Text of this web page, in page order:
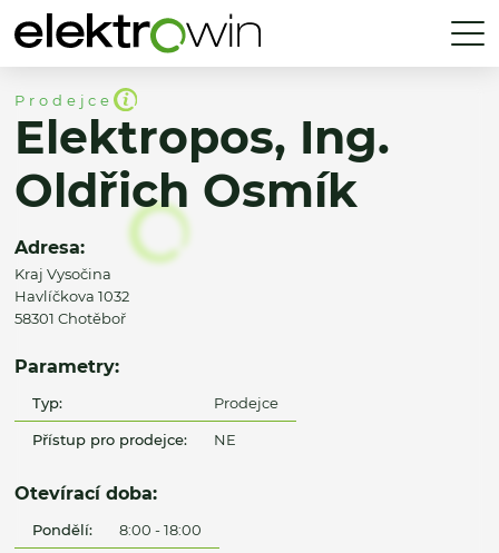
Prodejce
Elektropos, Ing.
Oldřich Osmík
Adresa:
Kraj Vysočina
Havlíčkova 1032
58301 Chotěboř
Parametry:
Typ: Prodejce
Přístup pro prodejce: NE
Otevírací doba:
Pondělí: 8:00 - 18:00